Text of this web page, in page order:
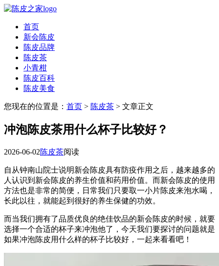
首页
新会陈皮
陈皮品牌
陈皮茶
小青柑
陈皮百科
陈皮美食
您现在的位置是： 首页 > 陈皮茶 > 文章正文
冲泡陈皮茶用什么杯子比较好？
2026-06-02陈皮茶阅读
自从钟南山院士说明新会陈皮具有防疫作用之后，越来越多的
人认识到新会陈皮的养生价值和药用价值。而新会陈皮的使用
方法也是非常的简便，日常我们只要取一小片陈皮来泡水喝，
长此以往，就能起到很好的养生保健的功效。
而当我们拥有了品质优良的绝佳饮品的新会陈皮的时候，就要
选择一个合适的杯子来冲泡他了，今天我们要探讨的问题就是
如果冲泡陈皮用什么样的杯子比较好，一起来看看吧！